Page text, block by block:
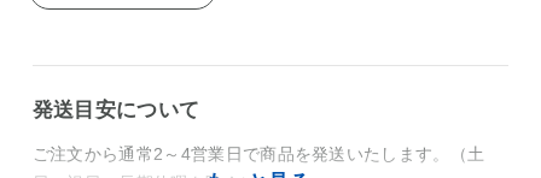
発送目安について
ご注文から通常2～4営業日で商品を発送いたします。（土